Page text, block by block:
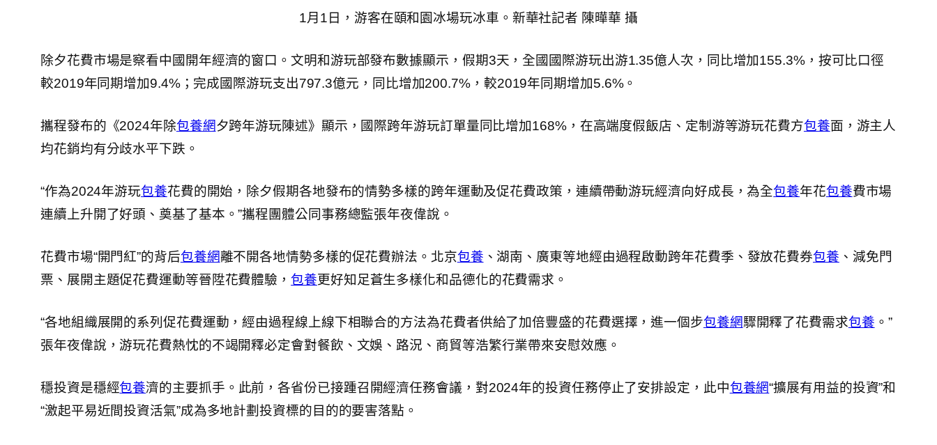
1月1日，游客在頤和園冰場玩冰車。新華社記者 陳曄華 攝
除夕花費市場是察看中國開年經濟的窗口。文明和游玩部發布數據顯示，假期3天，全國國際游玩出游1.35億人次，同比增加155.3%，按可比口徑
較2019年同期增加9.4%；完成國際游玩支出797.3億元，同比增加200.7%，較2019年同期增加5.6%。
攜程發布的《2024年除包養網夕跨年游玩陳述》顯示，國際跨年游玩訂單量同比增加168%，在高端度假飯店、定制游等游玩花費方包養面，游主人
均花銷均有分歧水平下跌。
“作為2024年游玩包養花費的開始，除夕假期各地發布的情勢多樣的跨年運動及促花費政策，連續帶動游玩經濟向好成長，為全包養年花包養費市場
連續上升開了好頭、奠基了基本。”攜程團體公同事務總監張年夜偉說。
花費市場“開門紅”的背后包養網離不開各地情勢多樣的促花費辦法。北京包養 、湖南、廣東等地經由過程啟動跨年花費季、發放花費券包養 、減免門
票、展開主題促花費運動等晉陞花費體驗，包養更好知足蒼生多樣化和品德化的花費需求。
“各地組織展開的系列促花費運動，經由過程線上線下相聯合的方法為花費者供給了加倍豐盛的花費選擇，進一個步包養網驟開釋了花費需求包養 。”
張年夜偉說，游玩花費熱忱的不竭開釋必定會對餐飲、文娛、路況、商貿等浩繁行業帶來安慰效應。
穩投資是穩經包養濟的主要抓手。此前，各省份已接踵召開經濟任務會議，對2024年的投資任務停止了安排設定，此中包養網“擴展有用益的投資”和
“激起平易近間投資活氣”成為多地計劃投資標的目的的要害落點。